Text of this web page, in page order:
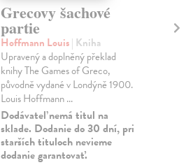
Grecovy šachové
partie
Hoffmann Louis| Kniha
Upravený a doplněný překlad
knihy The Games of Greco,
původně vydané v Londýně 1900.
Louis Hoffmann ...
Dodávateľ nemá titul na
sklade. Dodanie do 30 dní, pri
starších tituloch nevieme
dodanie garantovať.